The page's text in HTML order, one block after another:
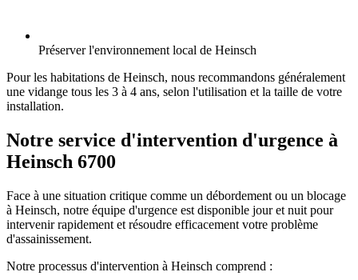
Préserver l'environnement local de Heinsch
Pour les habitations de Heinsch, nous recommandons généralement
une vidange tous les 3 à 4 ans, selon l'utilisation et la taille de votre
installation.
Notre service d'intervention d'urgence à
Heinsch 6700
Face à une situation critique comme un débordement ou un blocage
à Heinsch, notre équipe d'urgence est disponible jour et nuit pour
intervenir rapidement et résoudre efficacement votre problème
d'assainissement.
Notre processus d'intervention à Heinsch comprend :